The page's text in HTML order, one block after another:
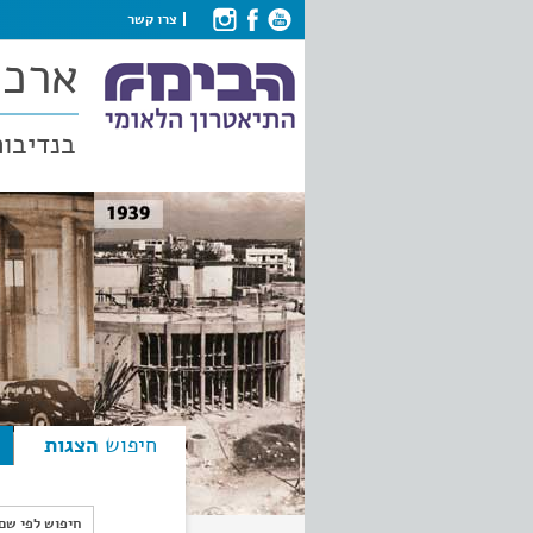
צרו קשר
חיפוש הצגות
חיפוש לפי